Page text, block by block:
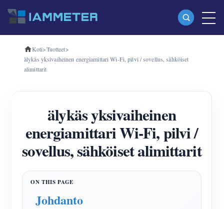
Tuotteet
Kolmivaiheinen Wi-Fi-energiamittari (WEM3080T)
Kolmivaiheinen Wi-Fi-energiamittari (WEM3046T)
Kolmivaiheinen Wi-Fi-energiamittari (WEM3050T)
WiFi-virranohjain
IAMMETER Cloud Pro
Koti>Tuotteet>
älykäs yksivaiheinen energiamittari Wi-Fi, pilvi / sovellus, sähköiset
alimittarit
älykäs yksivaiheinen
energiamittari Wi-Fi, pilvi /
sovellus, sähköiset alimittarit
Johdanto